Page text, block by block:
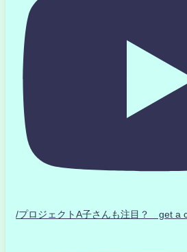
/プロジェクトA子さんも注目？ get a